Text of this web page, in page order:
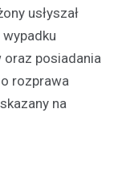
usłyszał
oraz posiadania
rozprawa
na